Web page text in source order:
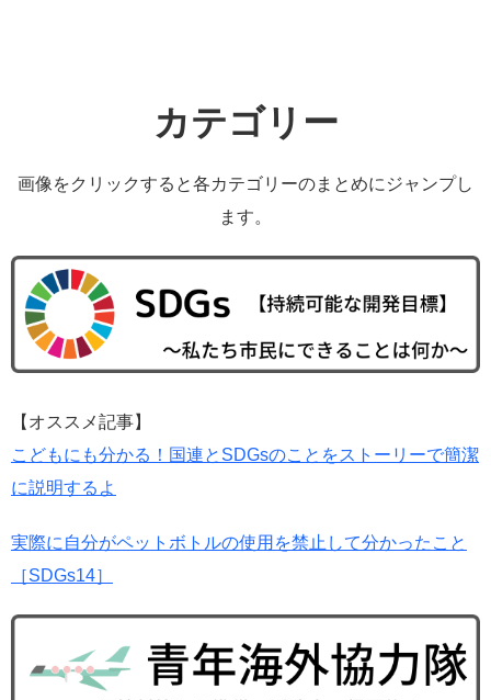
カテゴリー
画像をクリックすると各カテゴリーのまとめにジャンプし
ます。
【オススメ記事】
こどもにも分かる！国連とSDGsのことをストーリーで簡潔
に説明するよ
実際に自分がペットボトルの使用を禁止して分かったこと
［SDGs14］